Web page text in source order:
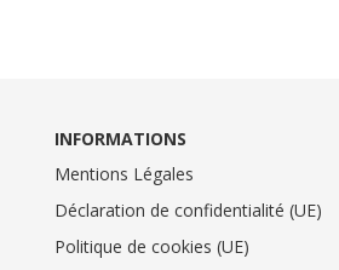
INFORMATIONS
Mentions Légales
Déclaration de confidentialité (UE)
Politique de cookies (UE)